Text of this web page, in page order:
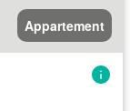
Appartement